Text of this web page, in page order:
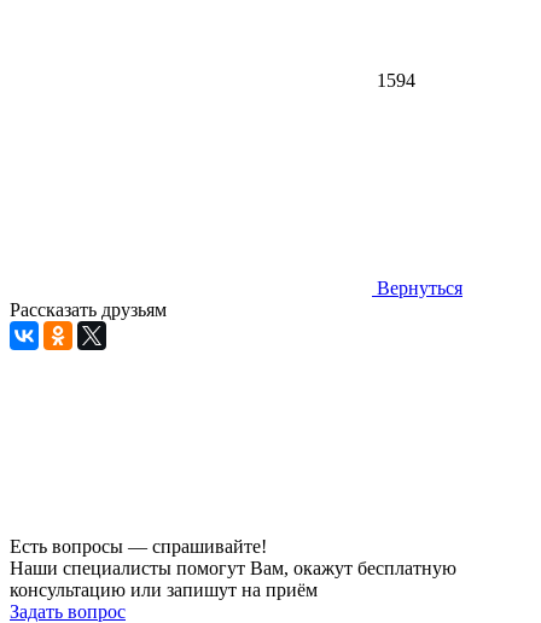
1594
Вернуться
Рассказать друзьям
Есть вопросы — спрашивайте!
Наши специалисты помогут Вам, окажут бесплатную
консультацию или запишут на приём
Задать вопрос